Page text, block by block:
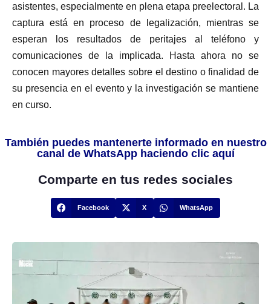
asistentes, especialmente en plena etapa preelectoral. La
captura está en proceso de legalización, mientras se
esperan los resultados de peritajes al teléfono y
comunicaciones de la implicada. Hasta ahora no se
conocen mayores detalles sobre el destino o finalidad de
su presencia en el evento y la investigación se mantiene
en curso.
También puedes mantenerte informado en nuestro
canal de WhatsApp haciendo clic aquí
Comparte en tus redes sociales
Facebook X WhatsApp